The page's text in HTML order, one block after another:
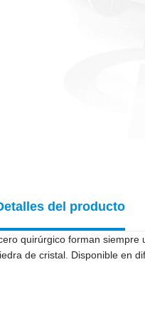
del producto
quirúrgico forman
de cristal. Disponible en